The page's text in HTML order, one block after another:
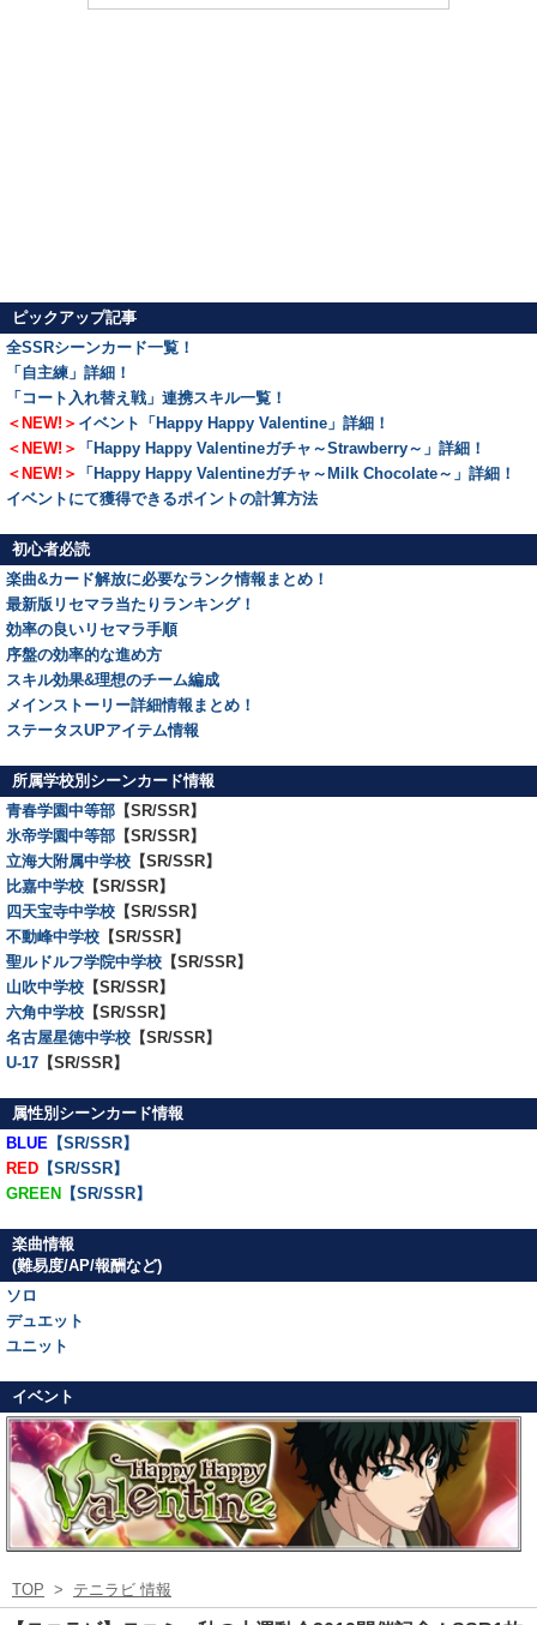
ピックアップ記事
全SSRシーンカード一覧！
「自主練」詳細！
「コート入れ替え戦」連携スキル一覧！
＜NEW!＞ イベント「Happy Happy Valentine」詳細！
＜NEW!＞
「Happy Happy Valentineガチャ～Strawberry～」詳細！
＜NEW!＞
「Happy Happy Valentineガチャ～Milk Chocolate～」詳細！
イベントにて獲得できるポイントの計算方法
初心者必読
楽曲&カード解放に必要なランク情報まとめ！
最新版リセマラ当たりランキング！
効率の良いリセマラ手順
序盤の効率的な進め方
スキル効果&理想のチーム編成
メインストーリー詳細情報まとめ！
ステータスUPアイテム情報
所属学校別シーンカード情報
青春学園中等部 【SR/SSR】
氷帝学園中等部 【SR/SSR】
立海大附属中学校 【SR/SSR】
比嘉中学校 【SR/SSR】
四天宝寺中学校 【SR/SSR】
不動峰中学校 【SR/SSR】
聖ルドルフ学院中学校 【SR/SSR】
山吹中学校 【SR/SSR】
六角中学校 【SR/SSR】
名古屋星徳中学校 【SR/SSR】
U-17 【SR/SSR】
属性別シーンカード情報
BLUE 【SR/SSR】
RED 【SR/SSR】
GREEN 【SR/SSR】
楽曲情報
(難易度/AP/報酬など)
ソロ
デュエット
ユニット
イベント
TOP > テニラビ 情報